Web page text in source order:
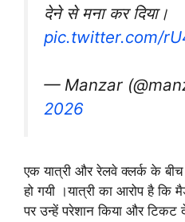
देने से मना कर दिया।
pic.twitter.com/
— Manzar
2026
एक यात्री और रेलवे क्लर्क के
हो गयी ।यात्री का आरोप है
पर उन्हें परेशान किया और टिकट